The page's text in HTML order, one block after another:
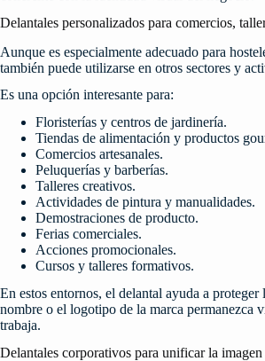
Delantales personalizados para comercios,
Aunque es especialmente adecuado para
también puede utilizarse en otros sectores y
Es una opción interesante para:
Floristerías y centros de jardinería.
Tiendas de alimentación y productos
Comercios artesanales.
Peluquerías y barberías.
Talleres creativos.
Actividades de pintura y manualidades.
Demostraciones de producto.
Ferias comerciales.
Acciones promocionales.
Cursos y talleres formativos.
En estos entornos, el delantal ayuda a
nombre o el logotipo de la marca permanezca
trabaja.
Delantales corporativos para unificar la